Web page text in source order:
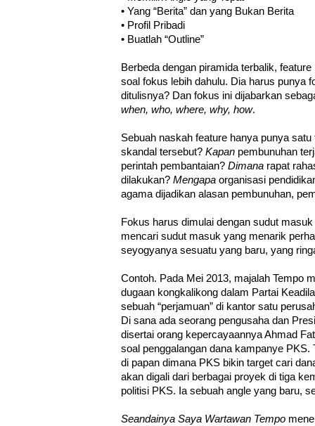
• Yang “Berita” dan yang Bukan Berita
• Profil Pribadi
• Buatlah “Outline”
Berbeda dengan piramida terbalik,
soal fokus lebih dahulu. Dia harus punya
ditulisnya? Dan fokus ini dijabarkan
when, who, where, why, how.
Sebuah naskah feature hanya punya
skandal tersebut? Kapan pembunuhan
perintah pembantaian? Dimana rapat
dilakukan? Mengapa organisasi
agama dijadikan alasan pembunuhan,
Fokus harus dimulai dengan sudut
mencari sudut masuk yang menarik
seyogyanya sesuatu yang baru, yang
Contoh. Pada Mei 2013, majalah Tempo
dugaan kongkalikong dalam Partai
sebuah “perjamuan” di kantor satu
Di sana ada seorang pengusaha dan
disertai orang kepercayaannya Ahmad
soal penggalangan dana kampanye
di papan dimana PKS bikin target cari
akan digali dari berbagai proyek di tiga
politisi PKS. Ia sebuah angle yang baru,
Seandainya Saya Wartawan Tempo